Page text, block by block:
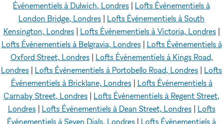
Événementiels à Dulwich, Londres
Lofts Événementiels à
London Bridge, Londres
Lofts Événementiels à South
Kensington, Londres| Lofts Événementiels à Victoria, Londres|
Lofts Événementiels à Belgravia, Londres| Lofts Événementiels à
Oxford Street, Londres| Lofts Événementiels à Kings Road,
Londres
Lofts Événementiels à Portobello Road, Londres
Lofts
Événementiels à Bricklane, Londres| Lofts Événementiels à
Carnaby Street, Londres
Lofts Événementiels à Regent Street,
Londres| Lofts Événementiels à Dean Street, Londres| Lofts
Événementiels à Seven Dials, Londres
Lofts Événementiels à